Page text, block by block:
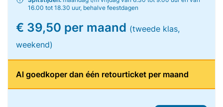
16.00 tot 18.30 uur, behalve feestdagen
€ 39,50 per maand (tweede klas,
weekend)
Al goedkoper dan één retourticket per maand